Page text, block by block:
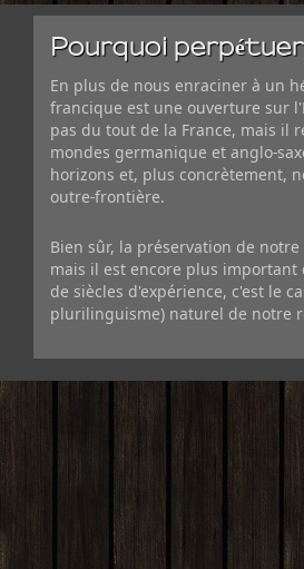
Pourquoi
En plus de nous enraciner à un
francique est une ouverture sur
pas du tout de la France, mais il
mondes germanique et anglo-
horizons et, plus concrètement,
outre-frontière.
Bien sûr, la préservation de
mais il est encore plus
de siècles d'expérience, c'est le
plurilinguisme) naturel de notre